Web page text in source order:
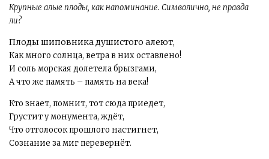
Крупные алые плоды, как напоминание. Символично, не правда
ли?
Плоды шиповника душистого алеют,
Как много солнца, ветра в них оставлено!
И соль морская долетела брызгами,
А что же память – память на века!
Кто знает, помнит, тот сюда приедет,
Грустит у монумента, ждёт,
Что отголосок прошлого настигнет,
Сознание за миг перевернёт.